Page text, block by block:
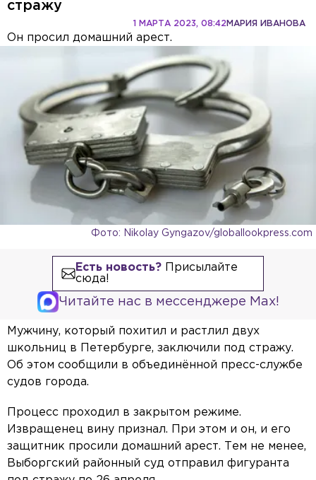
стражу
МАРИЯ ИВАНОВА
1 МАРТА 2023, 08:42
Он просил домашний арест.
Фото: Nikolay Gyngazov/globallookpress.com
Есть новость?Присылайте
сюда!
Читайте нас в мессенджере Max!
Мужчину, который похитил и растлил двух
школьниц в Петербурге, заключили под стражу.
Об этом сообщили в объединённой пресс-службе
судов города.
Процесс проходил в закрытом режиме.
Извращенец вину признал. При этом и он, и его
защитник просили домашний арест. Тем не менее,
Выборгский районный суд отправил фигуранта